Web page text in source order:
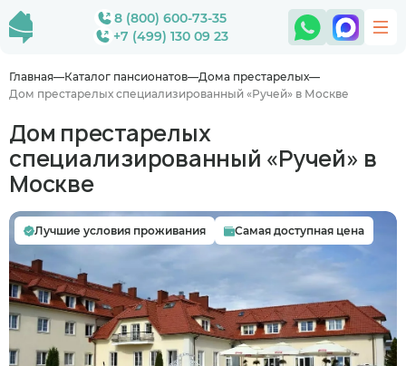
8 (800) 600-73-35
+7 (499) 130 09 23
Главная Каталог пансионатов
Дома престарелых
Дом престарелых специализированный «Ручей» в Москве
Дом престарелых
специализированный «Ручей» в
Москве
Лучшие условия проживания Самая доступная цена